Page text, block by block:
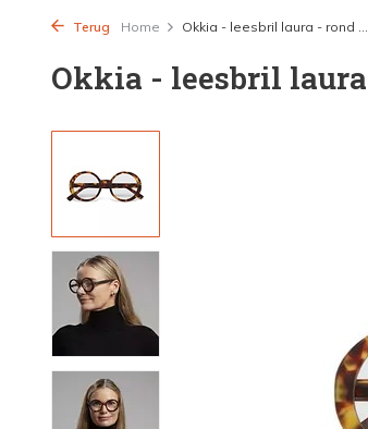
Terug Home Okkia - leesbril laura - rond ...
Okkia - leesbril